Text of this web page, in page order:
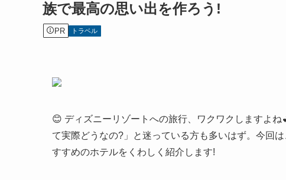
族で最高の思い出を作ろう!
PR トラベル
😊 ディズニーリゾートへの旅行、ワクワクしますよ
て実際どうなの?」と迷っている方も多いはず。今回
すすめのホテルをくわしく紹介します!